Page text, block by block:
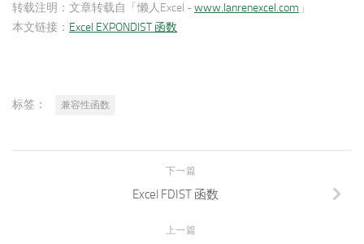
转载注明： 文章转载自「懒人Excel -www.lanrenexcel.com 」
本文链接： Excel EXPONDIST 函数
标签： 兼容性函数
下一篇
Excel FDIST 函数
上一篇